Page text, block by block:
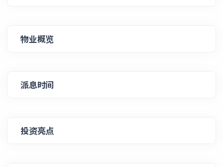
物业概览
派息时间
投资亮点